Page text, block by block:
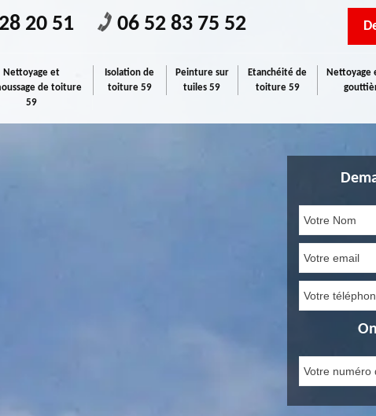
20 51 06 52 83 75 52
Nettoyage et
de toiture
59
Isolation de
toiture 59
Peinture sur
tuiles 59
Etanchéité de
toiture 59
Nettoyage